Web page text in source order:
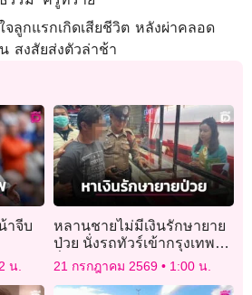
จลูกแรกเกิดเสียชีวิต หลังผ่าคลอด
สงสัยส่งตัวล่าช้า
าจีบ
น.
หลานชายไม่มีเงินรักษายาย
ป่วย นั่งรถทัวร์เข้ากรุงเทพฯ
วิ่งราวทอง 10 บาท
21 กรกฎาคม 2569 1:00 น.